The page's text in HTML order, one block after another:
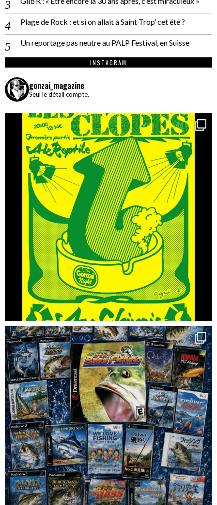
Plage de Rock : et si on allait à Saint Trop’ cet été ?
Un reportage pas neutre au PALP Festival, en Suisse
INSTAGRAM
gonzai_magazine
Seul le détail compte.